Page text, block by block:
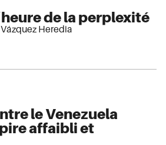
de la perplexité
Heredia
le Venezuela
affaibli et